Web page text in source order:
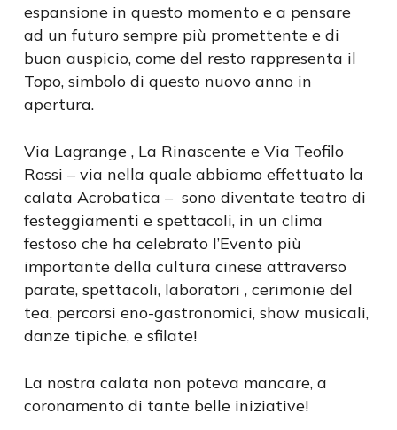
espansione in questo momento e a pensare
ad un futuro sempre più promettente e di
buon auspicio, come del resto rappresenta il
Topo, simbolo di questo nuovo anno in
apertura.
Via Lagrange , La Rinascente e Via Teofilo
Rossi – via nella quale abbiamo effettuato la
calata Acrobatica – sono diventate teatro di
festeggiamenti e spettacoli, in un clima
festoso che ha celebrato l’Evento più
importante della cultura cinese attraverso
parate, spettacoli, laboratori , cerimonie del
tea, percorsi eno-gastronomici, show musicali,
danze tipiche, e sfilate!
La nostra calata non poteva mancare, a
coronamento di tante belle iniziative!